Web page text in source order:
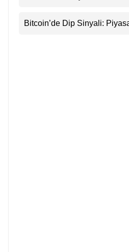
Beklentisini Bozabilir
Bitcoin’de Dip Sinyali: